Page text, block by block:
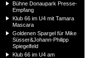
Bühne Donaupark Presse-
Empfang
Klub 66 im U4 mit Tamara
Mascara
Goldenen Spargel für Mike
Süsser&Johann-Philipp
Spiegelfeld
Klub 66 im U4 am